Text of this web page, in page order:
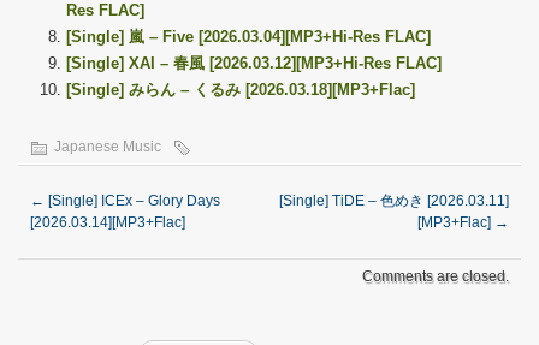
Res FLAC]
[Single] 嵐 – Five [2026.03.04][MP3+Hi-Res FLAC]
[Single] XAI – 春風 [2026.03.12][MP3+Hi-Res FLAC]
[Single] みらん – くるみ [2026.03.18][MP3+Flac]
Japanese Music
← [Single] ICEx – Glory Days
[2026.03.14][MP3+Flac]
[Single] TiDE – 色めき [2026.03.11]
[MP3+Flac] →
Comments are closed.